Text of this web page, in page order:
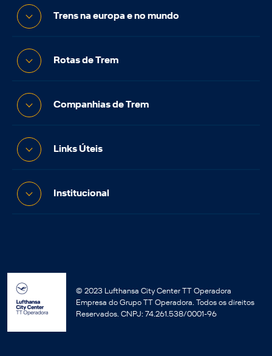
Trens na europa e no mundo
Rotas de Trem
Companhias de Trem
Links Úteis
Institucional
© 2023 Lufthansa City Center TT Operadora
Empresa do Grupo TT Operadora. Todos os direitos
Reservados. CNPJ: 74.261.538/0001-96